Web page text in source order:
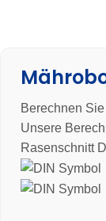
Schutzklasse–
Rasenpflege auf
3 Jahre Garantie
Berechnen
Unsere
Rasenschnitt